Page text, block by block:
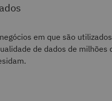
em que são
de dados de milhões